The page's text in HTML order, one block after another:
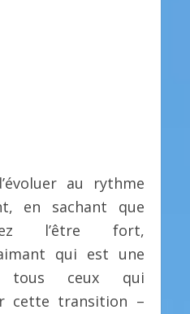
au rythme
en sachant que
l’être fort,
qui est une
tous ceux qui
cette transition –